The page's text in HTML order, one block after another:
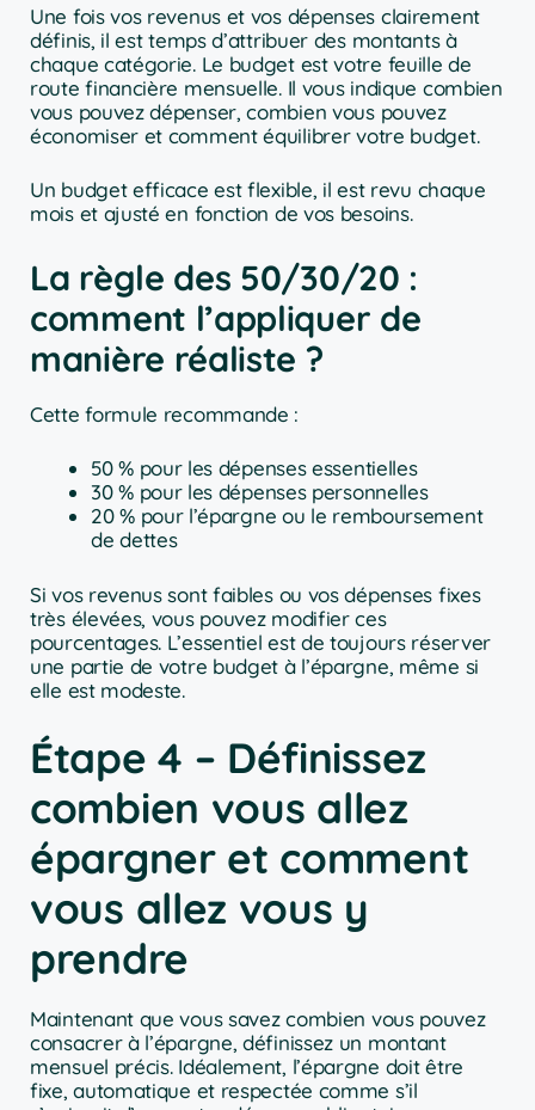
Une fois vos revenus et vos dépenses clairement
définis, il est temps d’attribuer des montants à
chaque catégorie. Le budget est votre feuille de
route financière mensuelle. Il vous indique combien
vous pouvez dépenser, combien vous pouvez
économiser et comment équilibrer votre budget.
Un budget efficace est flexible, il est revu chaque
mois et ajusté en fonction de vos besoins.
La règle des 50/30/20 :
comment l’appliquer de
manière réaliste ?
Cette formule recommande :
50 % pour les dépenses essentielles
30 % pour les dépenses personnelles
20 % pour l’épargne ou le remboursement
de dettes
Si vos revenus sont faibles ou vos dépenses fixes
très élevées, vous pouvez modifier ces
pourcentages. L’essentiel est de toujours réserver
une partie de votre budget à l’épargne, même si
elle est modeste.
Étape 4 – Définissez
combien vous allez
épargner et comment
vous allez vous y
prendre
Maintenant que vous savez combien vous pouvez
consacrer à l’épargne, définissez un montant
mensuel précis. Idéalement, l’épargne doit être
fixe, automatique et respectée comme s’il